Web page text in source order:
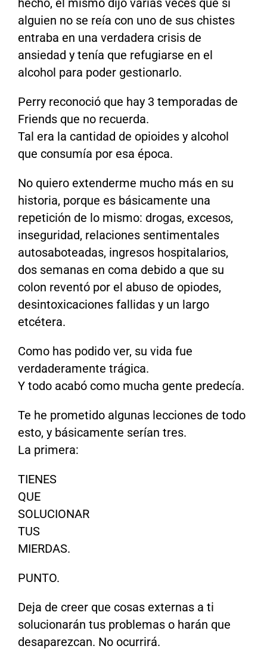
alguien no se reía con uno de sus chistes
entraba en una verdadera crisis de
ansiedad y tenía que refugiarse en el
alcohol para poder gestionarlo.
Perry reconoció que hay 3 temporadas de
Friends que no recuerda.
Tal era la cantidad de opioides y alcohol
que consumía por esa época.
No quiero extenderme mucho más en su
historia, porque es básicamente una
repetición de lo mismo: drogas, excesos,
inseguridad, relaciones sentimentales
autosaboteadas, ingresos hospitalarios,
dos semanas en coma debido a que su
colon reventó por el abuso de opiodes,
desintoxicaciones fallidas y un largo
etcétera.
Como has podido ver, su vida fue
verdaderamente trágica.
Y todo acabó como mucha gente predecía.
Te he prometido algunas lecciones de todo
esto, y básicamente serían tres.
La primera:
TIENES
QUE
SOLUCIONAR
TUS
MIERDAS.
PUNTO.
Deja de creer que cosas externas a ti
solucionarán tus problemas o harán que
desaparezcan. No ocurrirá.